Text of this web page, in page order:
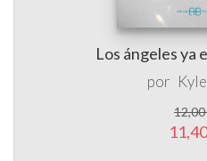
Los ángeles ya
por